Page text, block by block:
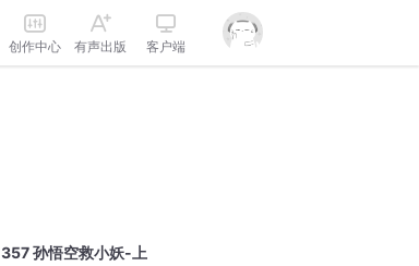
创作中心 有声出版 客户端
357 孙悟空救小妖-上